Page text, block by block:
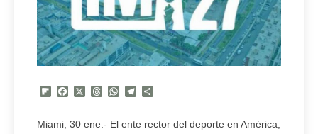
Flipboard
FacebookThreadsWhatsApp
Telegram
Miami, 30 ene.- El ente rector del deporte en América,